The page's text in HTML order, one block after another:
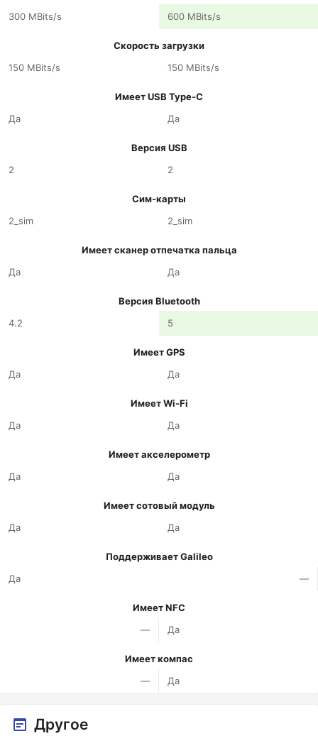
300 MBits/s
600 MBits/s
Скорость загрузки
150 MBits/s
150 MBits/s
Имеет USB Type-C
Да
Да
Версия USB
2
2
Сим-карты
2_sim
2_sim
Имеет сканер отпечатка пальца
Да
Да
Версия Bluetooth
4.2
5
Имеет GPS
Да
Да
Имеет Wi-Fi
Да
Да
Имеет акселерометр
Да
Да
Имеет сотовый модуль
Да
Да
Поддерживает Galileo
Да
—
Имеет NFC
—
Да
Имеет компас
—
Да
Другое